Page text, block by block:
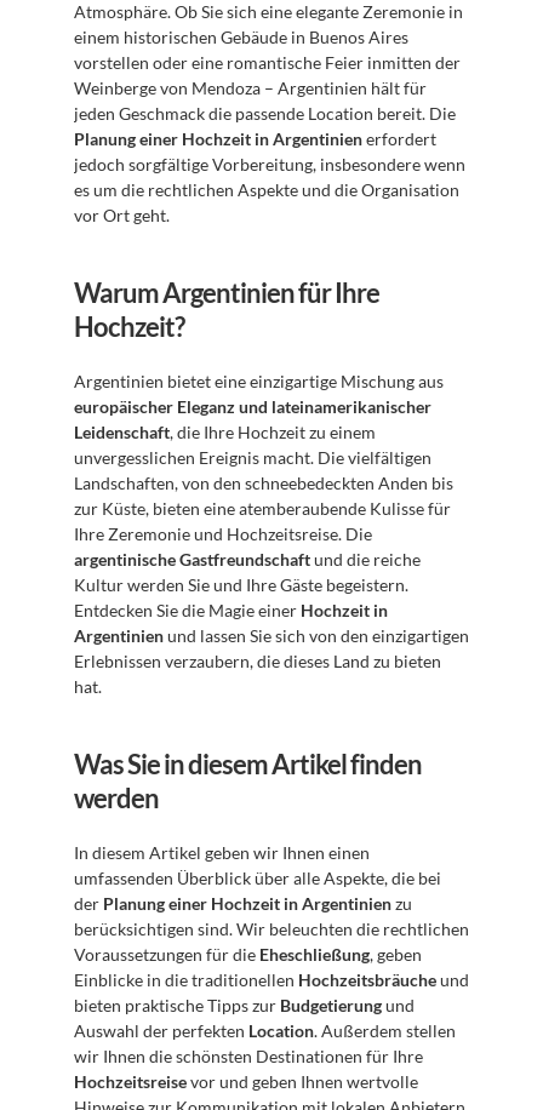
Atmosphäre. Ob Sie sich eine elegante Zeremonie in
einem historischen Gebäude in Buenos Aires
vorstellen oder eine romantische Feier inmitten der
Weinberge von Mendoza – Argentinien hält für
Planung einer Hochzeit in Argentinien erfordert
jedoch sorgfältige Vorbereitung, insbesondere wenn
es um die rechtlichen Aspekte und die Organisation
vor Ort geht.
Warum Argentinien für Ihre
Hochzeit?
europäischer Eleganz und lateinamerikanischer
Leidenschaft, die Ihre Hochzeit zu einem
unvergesslichen Ereignis macht. Die vielfältigen
Landschaften, von den schneebedeckten Anden bis
zur Küste, bieten eine atemberaubende Kulisse für
argentinische Gastfreundschaft und die reiche
Kultur werden Sie und Ihre Gäste begeistern.
Entdecken Sie die Magie einer Hochzeit in
Argentinien und lassen Sie sich von den einzigartigen
Erlebnissen verzaubern, die dieses Land zu bieten
hat.
Was Sie in diesem Artikel finden
werden
In diesem Artikel geben wir Ihnen einen
umfassenden Überblick über alle Aspekte, die bei
der Planung einer Hochzeit in Argentinien zu
berücksichtigen sind. Wir beleuchten die rechtlichen
Voraussetzungen für die Eheschließung, geben
Einblicke in die traditionellen Hochzeitsbräuche und
bieten praktische Tipps zur Budgetierung und
Auswahl der perfekten Location. Außerdem stellen
Hochzeitsreise vor und geben Ihnen wertvolle